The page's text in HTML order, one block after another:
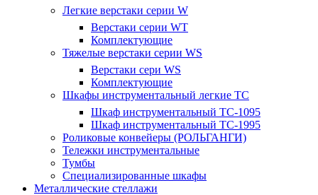
Легкие верстаки серии W
Верстаки серии WT
Комплектующие
Тяжелые верстаки серии WS
Верстаки сери WS
Комплектующие
Шкафы инструментальный легкие ТС
Шкаф инструментальный TC-1095
Шкаф инструментальный TC-1995
Роликовые конвейеры (РОЛЬГАНГИ)
Тележки инструментальные
Тумбы
Специализированные шкафы
Металлические стеллажи